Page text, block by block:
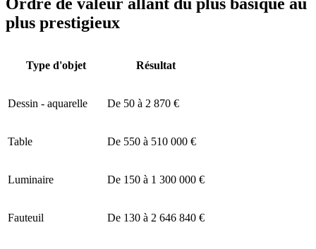
plus prestigieux
Type d'objet Résultat
Dessin - aquarelle De 50 à 2 870 €
Table De 550 à 510 000 €
Luminaire De 150 à 1 300 000 €
Fauteuil De 130 à 2 646 840 €